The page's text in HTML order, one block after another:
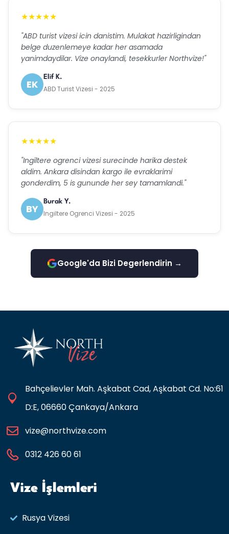
★★★★★
"ABD turist vizesi icin danistim. Mulakat hazirligindan
belge duzenlemeye kadar her asamada
yanimdaydilar. Vize onaylandi, tesekkurler Northvize!"
EK
Elif K.
ABD Turist Vizesi - 2025
★★★★★
"Ingiltere ogrenci vizesi surecinde harika destek
aldim. Ankara disindan kargo ile evraklarimi
gonderdim, 5 is gununde her sey tamamlandi."
BY
Burak Y.
Ingiltere Ogrenci Vizesi - 2025
Google'da Bizi Degerlendirin →
Bahçelievler Mah. Aşkabat Cad, Aşkabat Cd. No:61
D:E, 06660 Çankaya/Ankara
vize@northvize.com
0312 426 60 61
Vize İşlemleri
Rusya Vizesi​